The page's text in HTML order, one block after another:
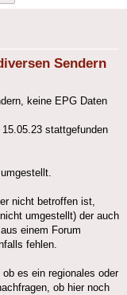
Sendern
keine EPG Daten
stattgefunden
nicht betroffen ist,
umgestellt) der auch
einem Forum
fehlen.
es ein regionales oder
ob hier noch